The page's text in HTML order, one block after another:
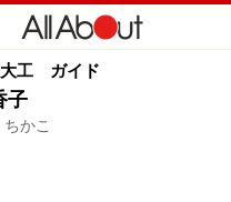
工 ガイド
子
かこ